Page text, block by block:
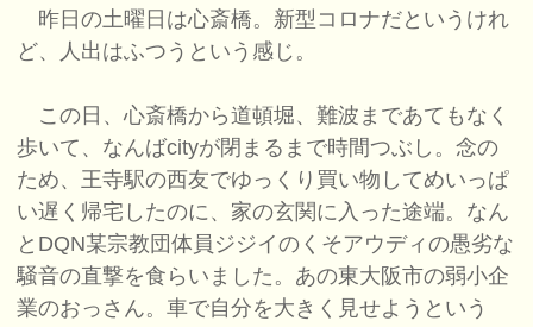
昨日の土曜日は心斎橋。新型コロナだというけれ
ど、人出はふつうという感じ。
この日、心斎橋から道頓堀、難波まであてもなく
歩いて、なんばcityが閉まるまで時間つぶし。念の
ため、王寺駅の西友でゆっくり買い物してめいっぱ
い遅く帰宅したのに、家の玄関に入った途端。なん
とDQN某宗教団体員ジジイのくそアウディの愚劣な
騒音の直撃を食らいました。あの東大阪市の弱小企
業のおっさん。車で自分を大きく見せようという